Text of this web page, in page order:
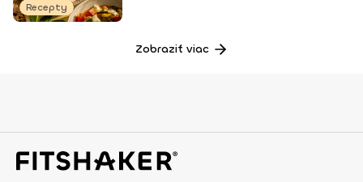
Recepty
Zobraziť viac